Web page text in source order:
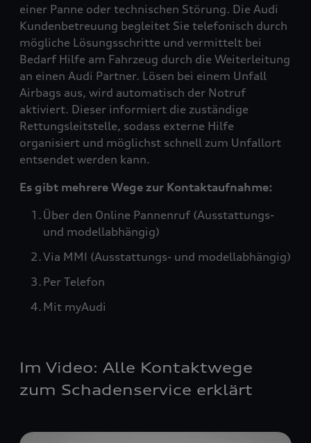
einer Panne oder technischen Störung. Die Audi
Kundenbetreuung begleitet Sie telefonisch durch
mögliche Lösungsschritte und vermittelt bei
Bedarf Hilfe am Fahrzeug durch die Weiterleitung
an einen Audi Partner. Lösen bei einem Unfall
Airbags aus, wird automatisch der Notruf
aktiviert. Dieser informiert die zuständige
Rettungsleitstelle, sodass externe Hilfe
organisiert und möglichst schnell zum Unfallort
entsendet werden kann.
Es gibt mehrere Wege zur Kontaktaufnahme:
Über den Online Pannenruf (Ausstattungs-
und modellabhängig)
Via MMI (Ausstattungs- und modellabhängig)
Per Telefon
Mit myAudi
Im Video: Alle Kontaktwege
zum Schadenservice erklärt